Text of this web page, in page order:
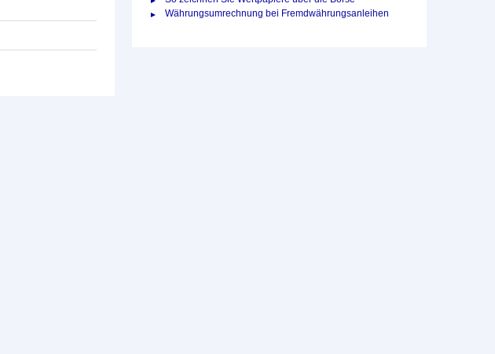
Währungsumrechnung bei Fremdwährungsanleihen